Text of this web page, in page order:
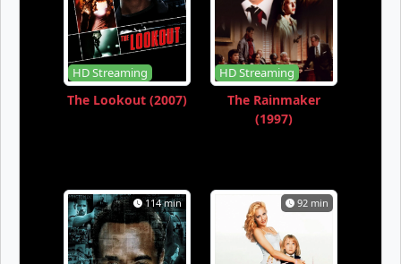
HD Streaming
The Lookout (2007)
HD Streaming
The Rainmaker
(1997)
114 min 92 min